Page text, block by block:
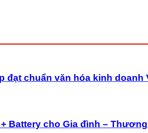
chuẩn văn hóa kinh doanh
Battery cho Gia đình –